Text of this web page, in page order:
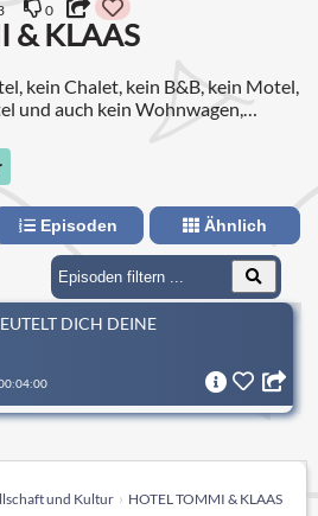
0
& KLAAS
kein Chalet, kein B&B, kein Motel,
und auch kein Wohnwagen,
von Tommi Schmitt & Klaas
Episoden Ähnlich
DICH DEINE
und Kultur HOTEL TOMMI & KLAAS